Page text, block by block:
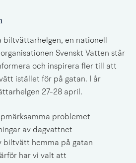
biltvättarhelgen, en nationell
Svenskt Vatten står
och inspirera fler till att
istället för på gatan. I år
27-28 april.
problemet
av dagvattnet
biltvätt hemma på gatan
har vi valt att